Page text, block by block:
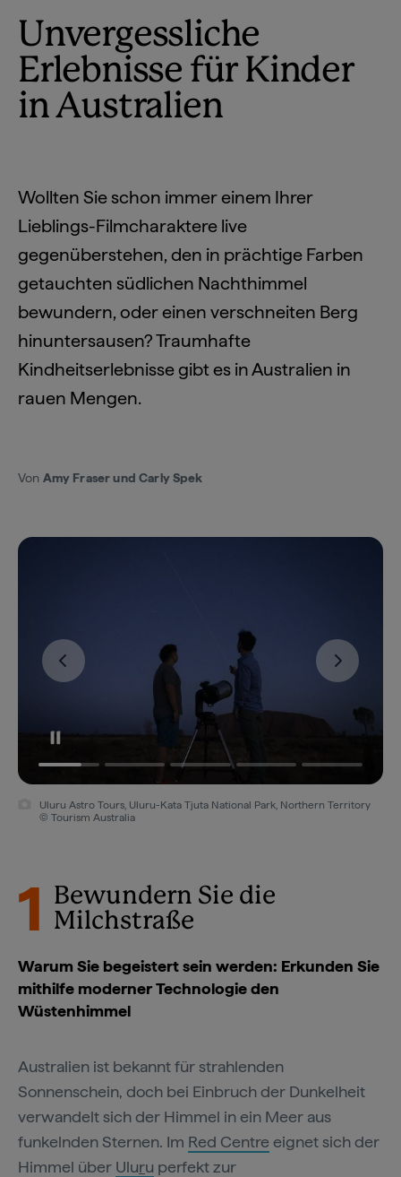
Unvergessliche
Erlebnisse für Kinder
in Australien
Wollten Sie schon immer einem Ihrer
Lieblings-Filmcharaktere live
gegenüberstehen, den in prächtige Farben
getauchten südlichen Nachthimmel
bewundern, oder einen verschneiten Berg
hinuntersausen? Traumhafte
Kindheitserlebnisse gibt es in Australien in
rauen Mengen.
Von Amy Fraser und Carly Spek
Uluru Astro Tours, Uluru-Kata Tjuta National Park, Northern Territory
© Tourism Australia
1
Bewundern Sie die
Milchstraße
Warum Sie begeistert sein werden: Erkunden Sie
mithilfe moderner Technologie den
Wüstenhimmel
Australien ist bekannt für strahlenden
Sonnenschein, doch bei Einbruch der Dunkelheit
verwandelt sich der Himmel in ein Meer aus
funkelnden Sternen. Im Red Centre eignet sich der
Himmel über Uluru perfekt zur